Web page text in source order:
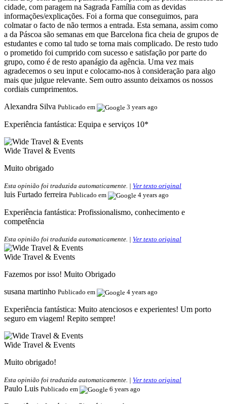
cidade, com paragem na Sagrada Família com as devidas
informações/explicações. Foi a forma que conseguimos, para
colmatar o facto de não termos a entrada. Esta semana, assim como
a da Páscoa são semanas em que Barcelona fica cheia de grupos de
estudantes e como tal tudo se torna mais complicado. De resto tudo
o prometido foi cumprido com sucesso e satisfação por parte do
grupo, como é de resto apanágio da agência. Uma vez mais
agradecemos o seu input e colocamo-nos à consideração para algo
mais que julgue relevante. Sem outro assunto deixamos os nossos
cordiais cumprimentos.
Alexandra Silva Publicado em 3 years ago
Experiência fantástica: Equipa e serviços 10*
Wide Travel & Events
Muito obrigado
Esta opinião foi traduzida automaticamente. | Ver texto original
luis Furtado ferreira Publicado em 4 years ago
Experiência fantástica: Profissionalismo, conhecimento e
competência
Esta opinião foi traduzida automaticamente. | Ver texto original
Wide Travel & Events
Fazemos por isso! Muito Obrigado
susana martinho Publicado em 4 years ago
Experiência fantástica: Muito atenciosos e experientes! Um porto
seguro em viagem! Repito sempre!
Wide Travel & Events
Muito obrigado!
Esta opinião foi traduzida automaticamente. | Ver texto original
Paulo Luis Publicado em 6 years ago